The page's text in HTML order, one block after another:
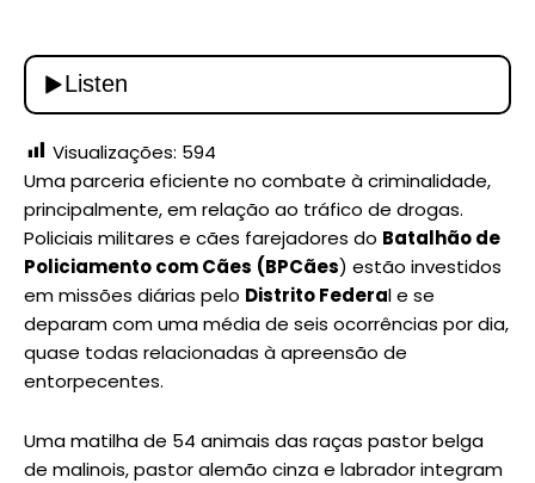
Visualizações: 594
Uma parceria eficiente no combate à criminalidade,
principalmente, em relação ao tráfico de drogas.
Policiais militares e cães farejadores do Batalhão de
Policiamento com Cães (BPCães) estão investidos
em missões diárias pelo Distrito Federal e se
deparam com uma média de seis ocorrências por dia,
quase todas relacionadas à apreensão de
entorpecentes.
Uma matilha de 54 animais das raças pastor belga
de malinois, pastor alemão cinza e labrador integram